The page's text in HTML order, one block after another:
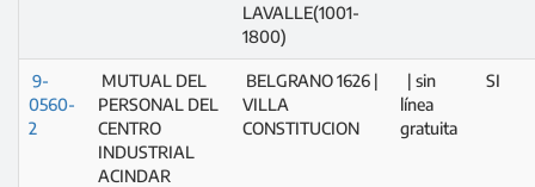
LAVALLE(1001-
1800)
9-
0560-
2
MUTUAL DEL
PERSONAL DEL
CENTRO
INDUSTRIAL
ACINDAR
BELGRANO 1626 |
VILLA
CONSTITUCION
| sin
línea
gratuita
SI